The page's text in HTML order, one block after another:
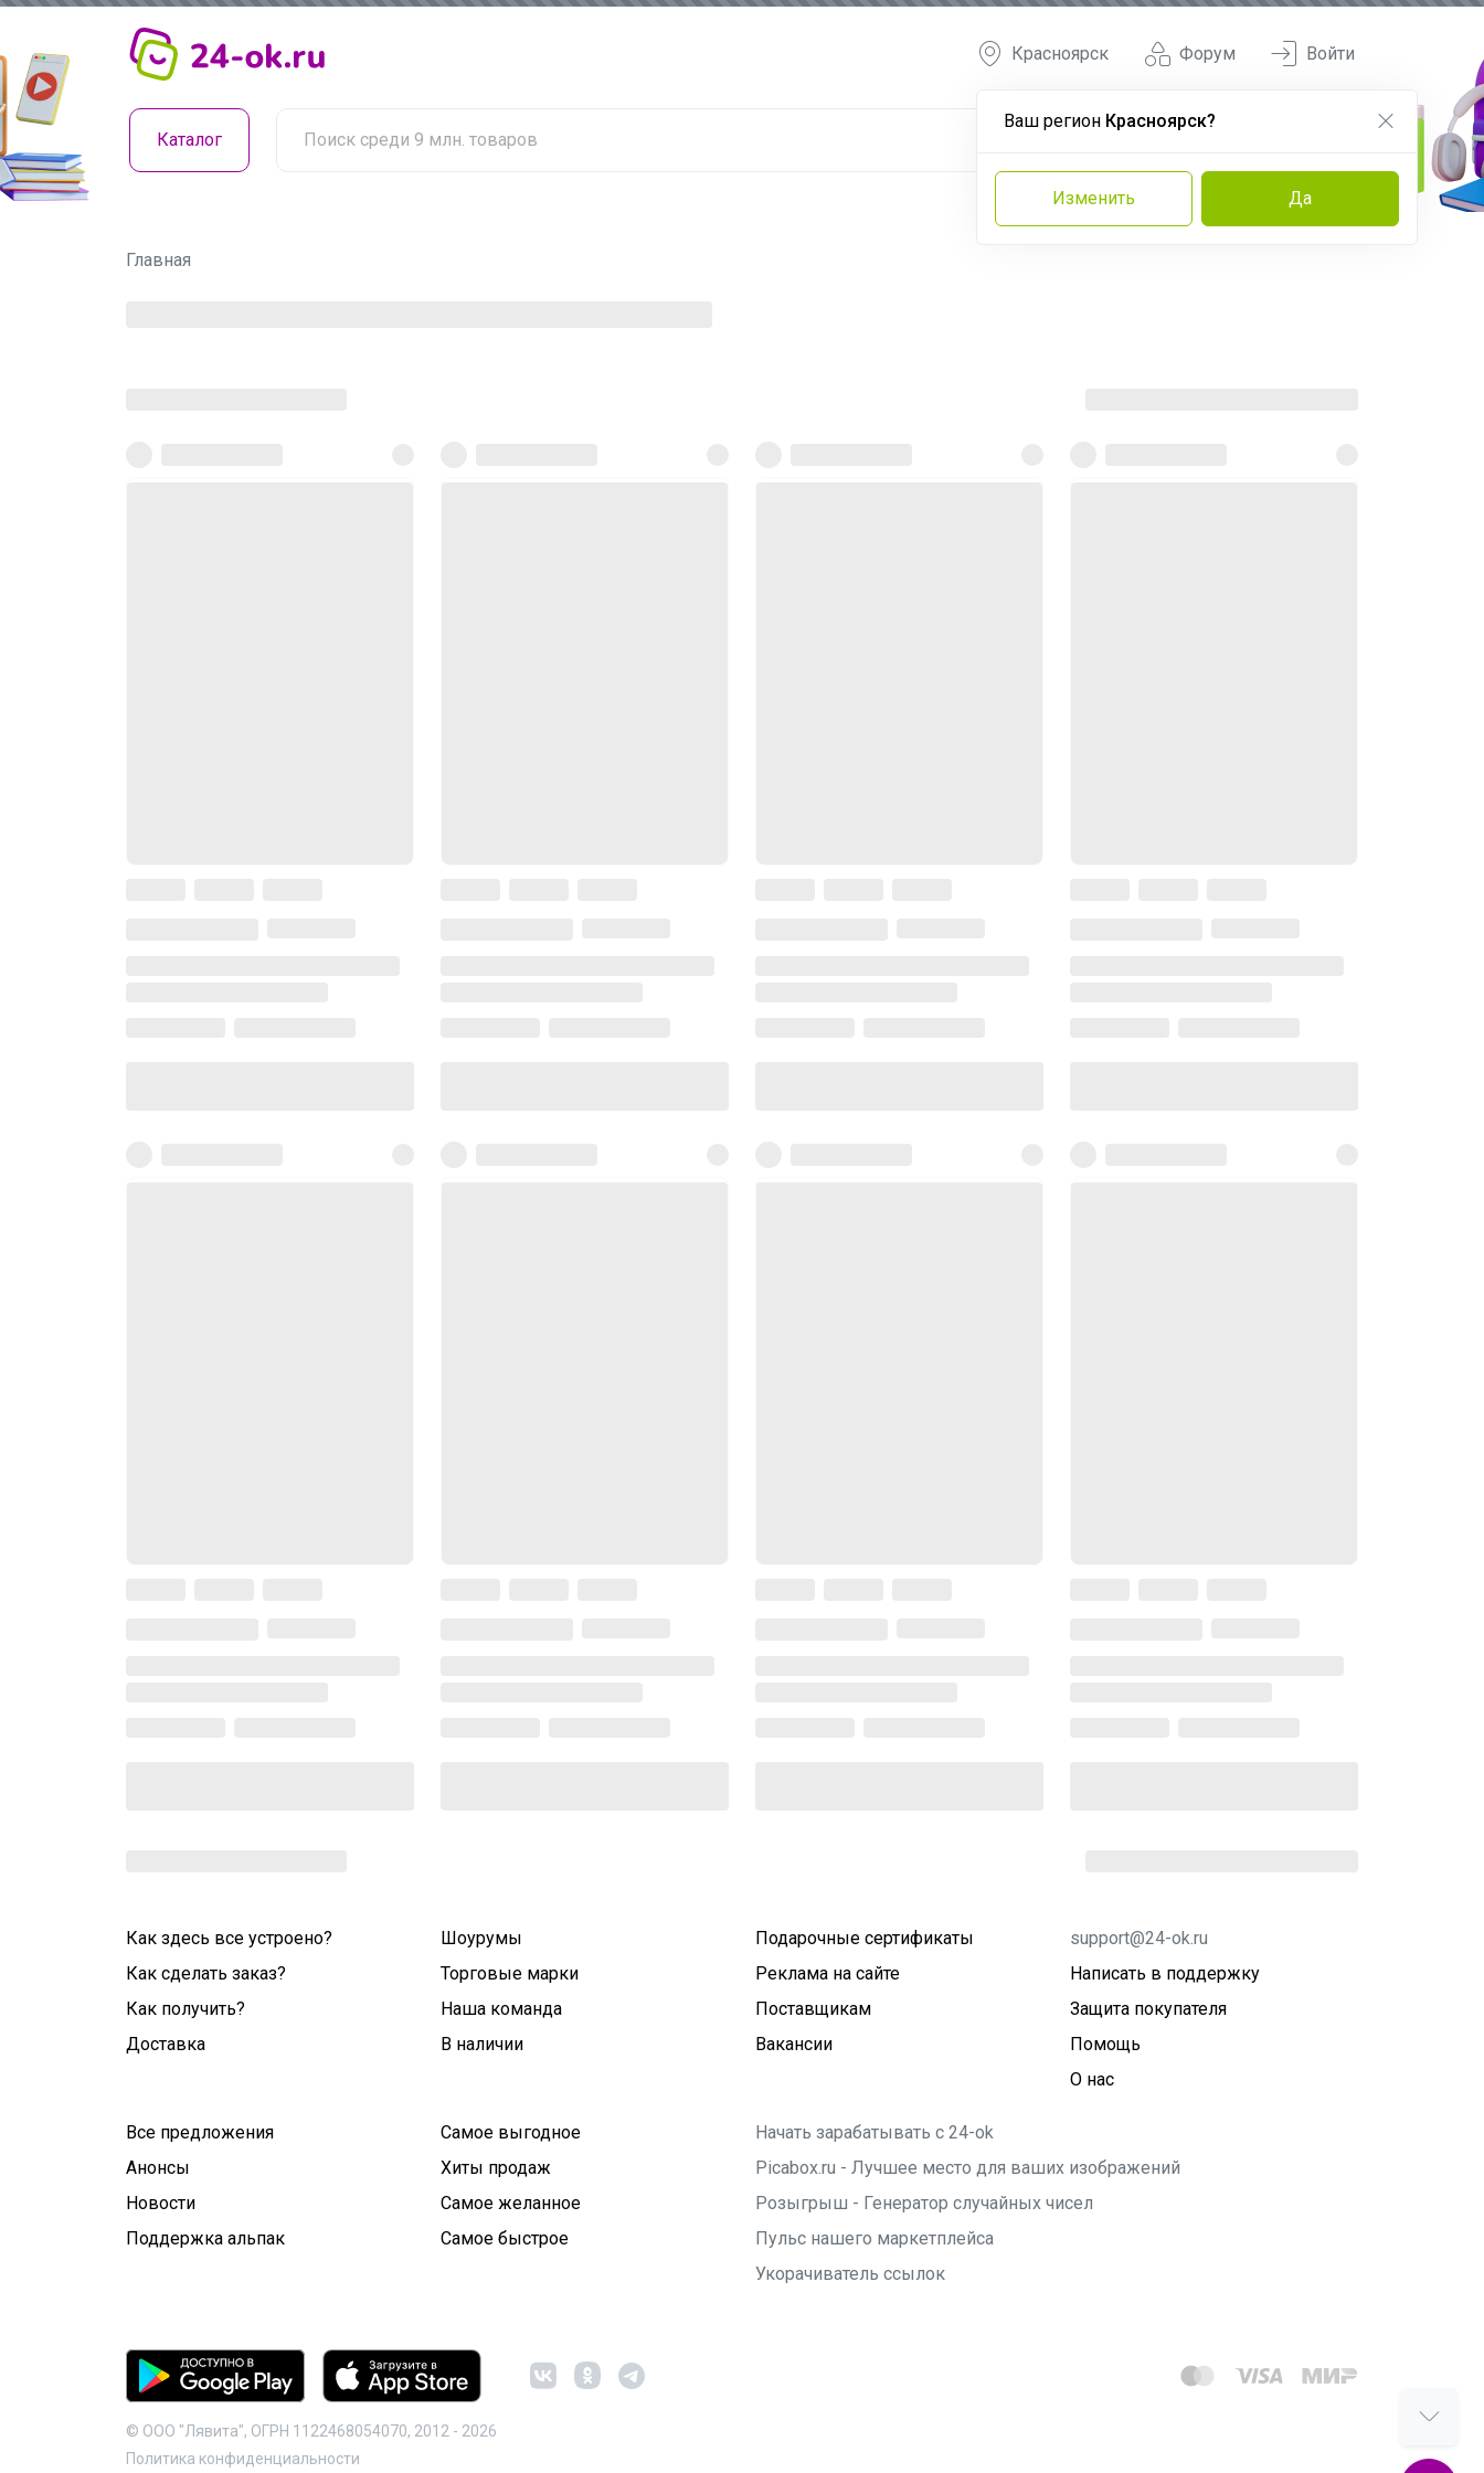
Форум
Красноярск
Ваш регион Красноярск?
Изменить Да
Войти
Каталог
Главная
Как здесь все устроено?
Как сделать заказ?
Как получить?
Доставка
Шоурумы
Торговые марки
Наша команда
В наличии
Подарочные сертификаты
Реклама на сайте
Поставщикам
Вакансии
support@24-ok.ru
Написать в поддержку
Защита покупателя
Помощь
О нас
Все предложения
Анонсы
Новости
Поддержка альпак
Самое выгодное
Хиты продаж
Самое желанное
Самое быстрое
Начать зарабатывать с 24-ok
Picabox.ru - Лучшее место для ваших изображений
Розыгрыш - Генератор случайных чисел
Пульс нашего маркетплейса
Укорачиватель ссылок
© ООО "Лявита", ОГРН 1122468054070, 2012 - 2026
Политика конфиденциальности